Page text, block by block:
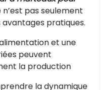
pas seulement
pratiques.
et une
peuvent
la production
la dynamique